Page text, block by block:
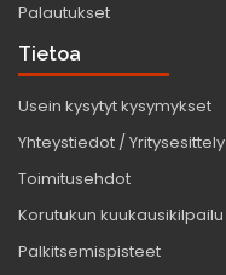
Palautukset
Tietoa
Usein kysytyt kysymykset
Yhteystiedot / Yritysesittely
Toimitusehdot
Korutukun kuukausikilpailu
Palkitsemispisteet